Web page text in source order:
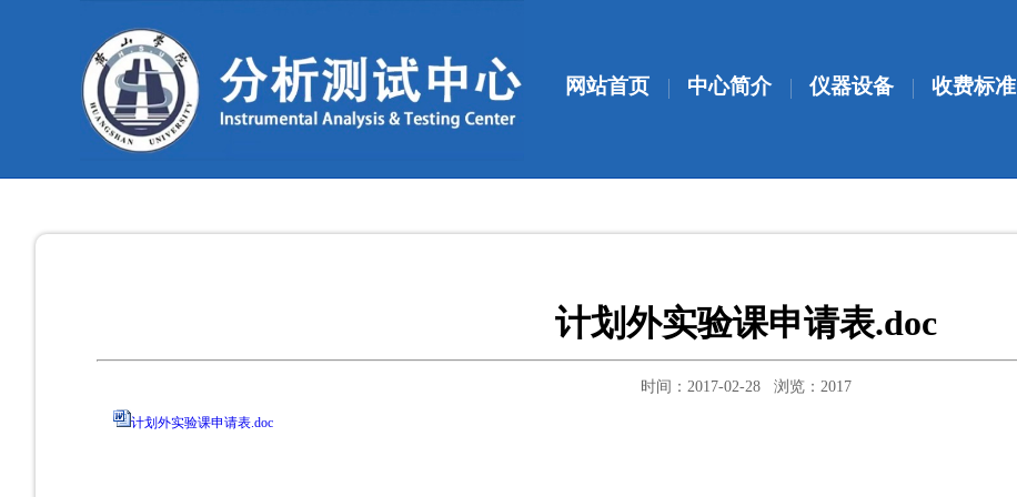
网站首页 中心简介 仪器设备 收费标准
计划外实验课申请表.doc
时间：2017-02-28 浏览： 2017
计划外实验课申请表.doc